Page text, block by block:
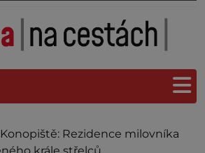
Rezidence milovníka